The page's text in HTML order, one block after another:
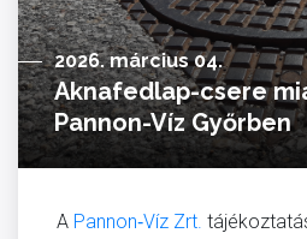
2026. március 04.
Aknafedlap-csere
Pannon-Víz Győrben
A Pannon‑Víz Zrt.